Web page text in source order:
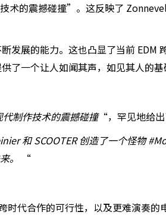
的震撼碰撞”。这反映了
展的能力。这也凸显了当前 EDM
了一个让人如闻其声，如见其人的基
代制作技术的震撼碰撞“，罕见地给出
和 SCOOTER 创造了一个怪物
。 “
代合作的可行性，以及更难演奏的